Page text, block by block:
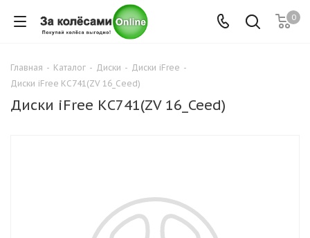
0
Главная - Каталог - Диски - Диски iFree -
Диски iFree КС741(ZV 16_Ceed)
Диски iFree КС741(ZV 16_Ceed)